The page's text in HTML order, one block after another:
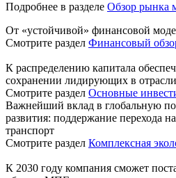
Подробнее в разделе Обзор рынка
От «устойчивой» финансовой
Смотрите раздел Финансовый
К распределению капитала
сохранении лидирующих в отрасли
Смотрите раздел Основные
Важнейший вклад в глобальную
развития: поддержание перехода
транспорт
Смотрите раздел Комплексная
К 2030 году компания сможет